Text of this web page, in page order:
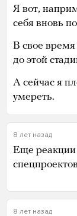
Я вот,
себя вновь
В свое
до этой
А сейчас я
умереть.
8 лет назад
Еще реакции
8 лет назад